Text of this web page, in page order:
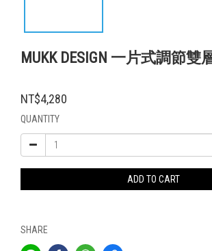
MUKK DESIGN 一片式調節雙
NT$4,280
QUANTITY
ADD TO CART
SHARE